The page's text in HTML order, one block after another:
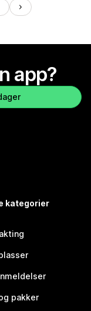
app?
kategorier
pakker